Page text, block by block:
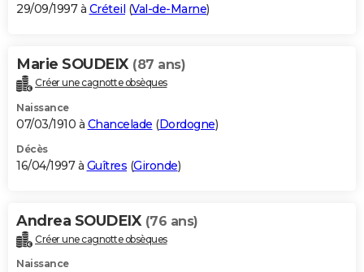
29/09/1997 à Créteil (Val-de-Marne)
Marie SOUDEIX (87 ans)
Créer une cagnotte obsèques
Naissance
07/03/1910 à Chancelade (Dordogne)
Décès
16/04/1997 à Guîtres (Gironde)
Andrea SOUDEIX (76 ans)
Créer une cagnotte obsèques
Naissance